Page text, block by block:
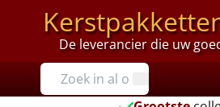
De leverancier die uw
Prijzen
Tot €25